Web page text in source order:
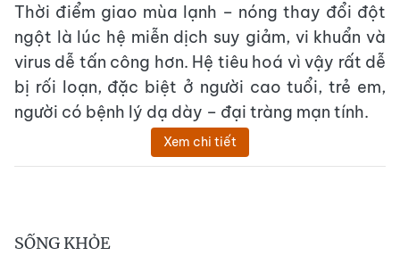
Thời điểm giao mùa lạnh – nóng thay đổi đột
ngột là lúc hệ miễn dịch suy giảm, vi khuẩn và
virus dễ tấn công hơn. Hệ tiêu hoá vì vậy rất dễ
bị rối loạn, đặc biệt ở người cao tuổi, trẻ em,
người có bệnh lý dạ dày – đại tràng mạn tính.
Xem chi tiết
SỐNG KHỎE